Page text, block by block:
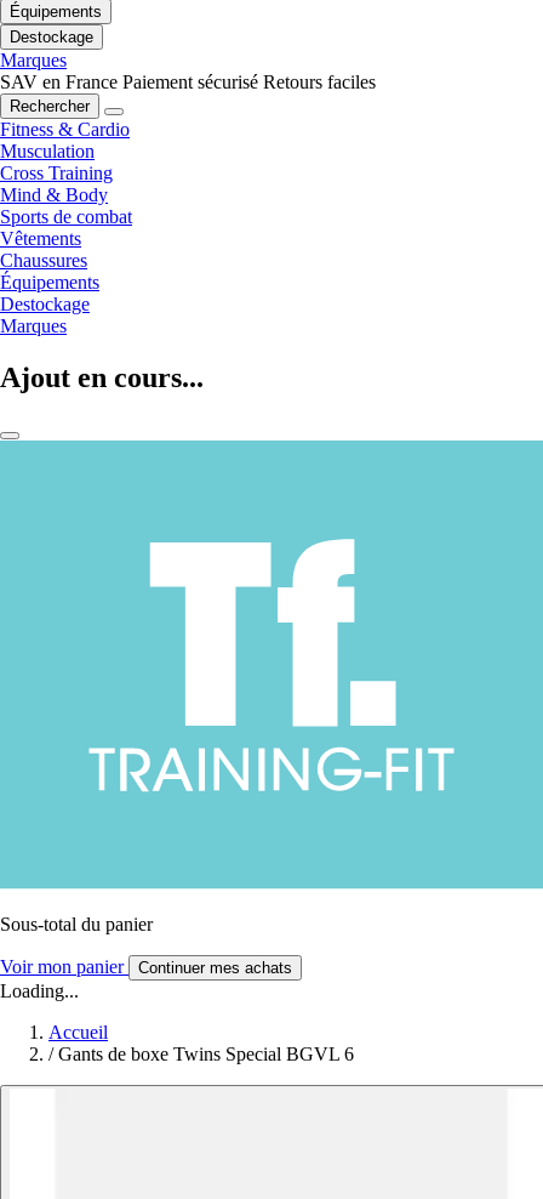
Équipements
Destockage
Marques
SAV en France Paiement sécurisé Retours faciles
Rechercher
Fitness & Cardio
Musculation
Cross Training
Mind & Body
Sports de combat
Vêtements
Chaussures
Équipements
Destockage
Marques
Ajout en cours...
Sous-total du panier
Voir mon panier Continuer mes achats
Loading...
Accueil
/ Gants de boxe Twins Special BGVL 6